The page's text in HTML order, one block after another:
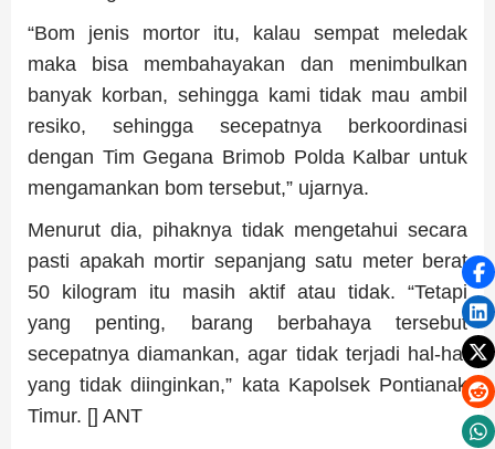
“Bom jenis mortor itu, kalau sempat meledak
maka bisa membahayakan dan menimbulkan
banyak korban, sehingga kami tidak mau ambil
resiko, sehingga secepatnya berkoordinasi
dengan Tim Gegana Brimob Polda Kalbar untuk
mengamankan bom tersebut,” ujarnya.
Menurut dia, pihaknya tidak mengetahui secara
pasti apakah mortir sepanjang satu meter berat
50 kilogram itu masih aktif atau tidak. “Tetapi
yang penting, barang berbahaya tersebut
secepatnya diamankan, agar tidak terjadi hal-hal
yang tidak diinginkan,” kata Kapolsek Pontianak
Timur. [] ANT